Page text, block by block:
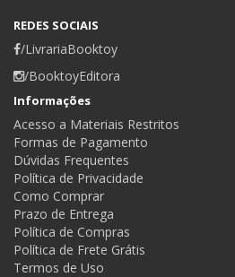
REDES SOCIAIS
/LivrariaBooktoy
/BooktoyEditora
Informações
Acesso a Materiais Restritos
Formas de Pagamento
Dúvidas Frequentes
Política de Privacidade
Como Comprar
Prazo de Entrega
Política de Compras
Política de Frete Grátis
Termos de Uso